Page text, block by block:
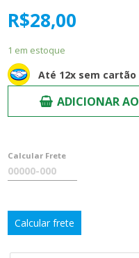
R$28,00
1 em estoque
Até 12x sem cartão
ADICIONAR
Calcular Frete
Calcular frete